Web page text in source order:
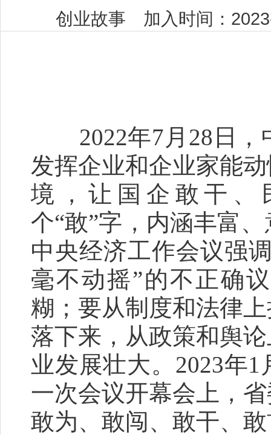
创业故事 加入时间：
2022年7月28日，
发挥企业和企业家能
境，让国企敢干、
个“敢”字，内涵丰富
中央经济工作会议强
毫不动摇”的不正确
糊；要从制度和法律
落下来，从政策和舆
业发展壮大。2023年
一次会议开幕会上，
敢为、敢闯、敢干、